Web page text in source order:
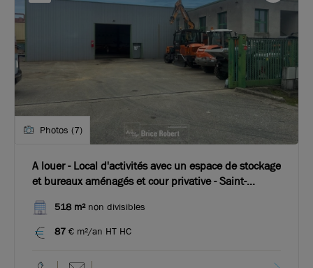
Photos (7)
A louer - Local d'activités avec un espace de stockage
et bureaux aménagés et cour privative - Saint-
518 m²non divisibles
87 € m²/an HT HC